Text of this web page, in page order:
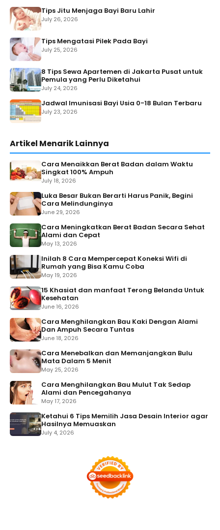
Tips Jitu Menjaga Bayi Baru Lahir
July 26, 2026
Tips Mengatasi Pilek Pada Bayi
July 25, 2026
8 Tips Sewa Apartemen di Jakarta Pusat untuk
Pemula yang Perlu Diketahui
July 24, 2026
Jadwal Imunisasi Bayi Usia 0-18 Bulan Terbaru
July 23, 2026
Artikel Menarik Lainnya
Cara Menaikkan Berat Badan dalam Waktu
Singkat 100% Ampuh
July 18, 2026
Luka Besar Bukan Berarti Harus Panik, Begini
Cara Melindunginya
June 29, 2026
Cara Meningkatkan Berat Badan Secara Sehat
Alami dan Cepat
May 13, 2026
Inilah 8 Cara Mempercepat Koneksi Wifi di
Rumah yang Bisa Kamu Coba
May 19, 2026
15 Khasiat dan manfaat Terong Belanda Untuk
Kesehatan
June 16, 2026
Cara Menghilangkan Bau Kaki Dengan Alami
Dan Ampuh Secara Tuntas
June 18, 2026
Cara Menebalkan dan Memanjangkan Bulu
Mata Dalam 5 Menit
May 25, 2026
Cara Menghilangkan Bau Mulut Tak Sedap
Alami dan Pencegahanya
May 17, 2026
Ketahui 6 Tips Memilih Jasa Desain Interior agar
Hasilnya Memuaskan
July 4, 2026